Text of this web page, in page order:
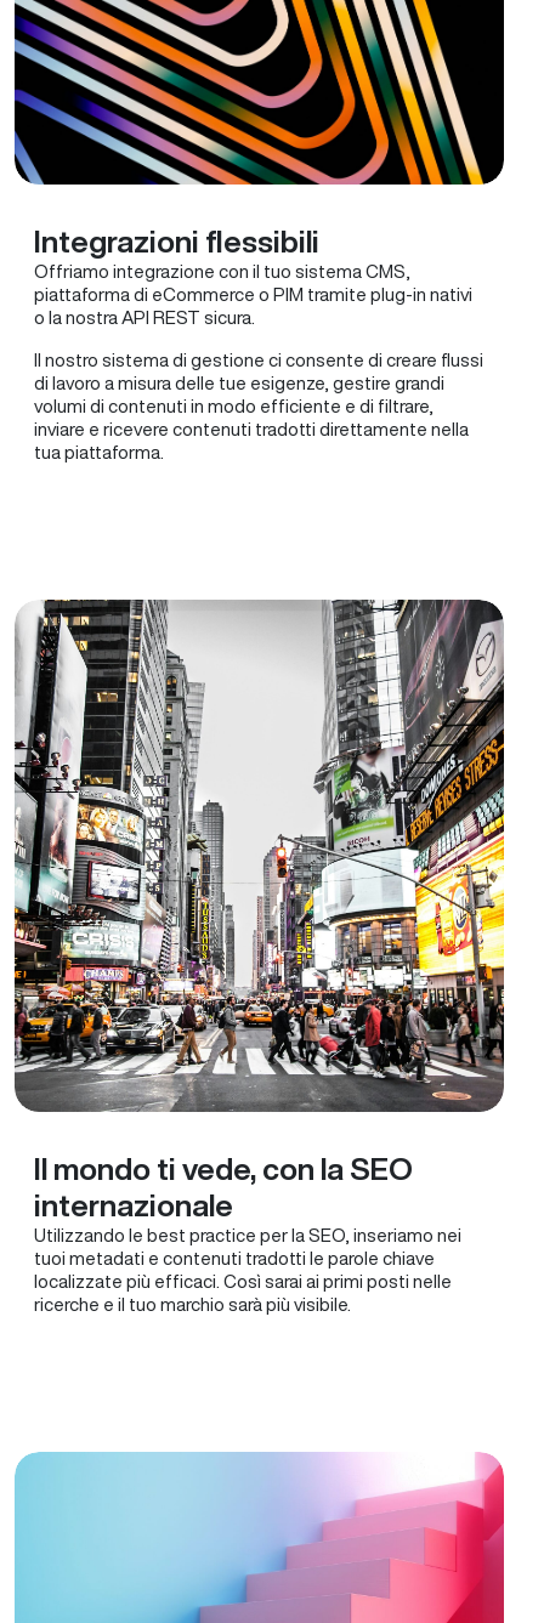
Integrazioni flessibili
Offriamo integrazione con il tuo sistema CMS,
piattaforma di eCommerce o PIM tramite plug-in nativi
o la nostra API REST sicura.
Il nostro sistema di gestione ci consente di creare flussi
di lavoro a misura delle tue esigenze, gestire grandi
volumi di contenuti in modo efficiente e di filtrare,
inviare e ricevere contenuti tradotti direttamente nella
tua piattaforma.
Il mondo ti vede, con la SEO
internazionale
Utilizzando le best practice per la SEO, inseriamo nei
tuoi metadati e contenuti tradotti le parole chiave
localizzate più efficaci. Così sarai ai primi posti nelle
ricerche e il tuo marchio sarà più visibile.